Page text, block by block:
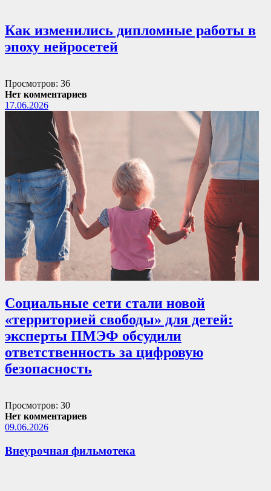
Как изменились дипломные работы в
эпоху нейросетей
Просмотров: 36
Нет комментариев
17.06.2026
Социальные сети стали новой
«территорией свободы» для детей:
эксперты ПМЭФ обсудили
ответственность за цифровую
безопасность
Просмотров: 30
Нет комментариев
09.06.2026
Внеурочная фильмотека